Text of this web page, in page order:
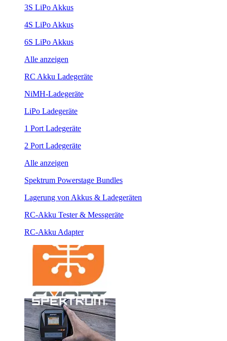
3S LiPo Akkus
4S LiPo Akkus
6S LiPo Akkus
Alle anzeigen
RC Akku Ladegeräte
NiMH-Ladegeräte
LiPo Ladegeräte
1 Port Ladegeräte
2 Port Ladegeräte
Alle anzeigen
Spektrum Powerstage Bundles
Lagerung von Akkus & Ladegeräten
RC-Akku Tester & Messgeräte
RC-Akku Adapter